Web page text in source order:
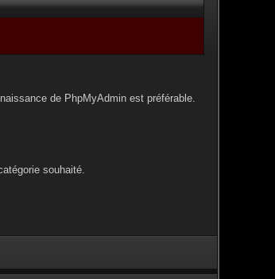
de PhpMyAdmin est préférable.
souhaité.